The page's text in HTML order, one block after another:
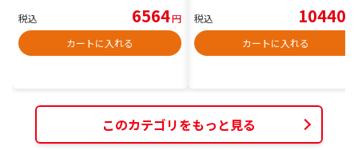
税込 6564円
カートに入れる
税込 10440
カートに入れる
このカテゴリをもっと見る